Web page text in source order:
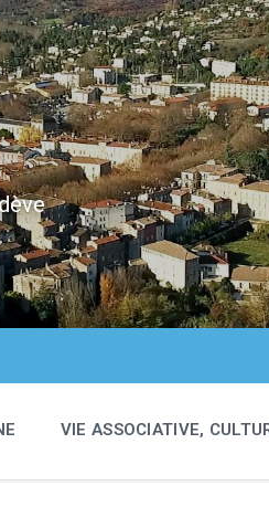
VIE ASSOCIATIVE,